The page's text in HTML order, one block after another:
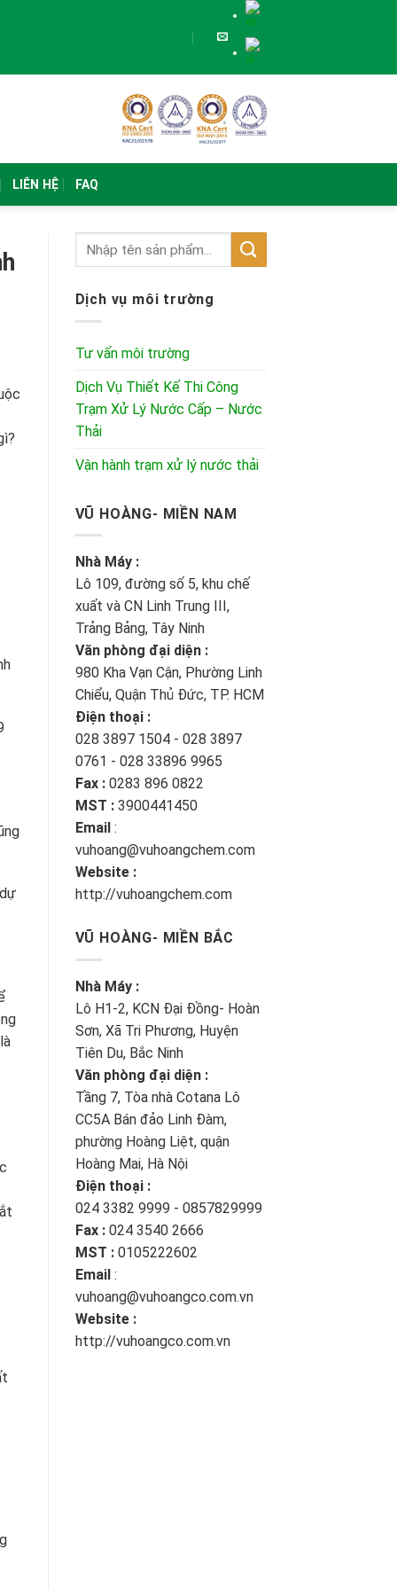
LIÊN HỆ FAQ
Dịch vụ môi trường
Tư vấn môi trường
Dịch Vụ Thiết Kế Thi Công
Trạm Xử Lý Nước Cấp – Nước
Thải
Vận hành trạm xử lý nước thải
VŨ HOÀNG- MIỀN NAM
Nhà Máy :
Lô 109, đường số 5, khu chế
xuất và CN Linh Trung III,
Trảng Bảng, Tây Ninh
Văn phòng đại diện :
980 Kha Vạn Cận, Phường Linh
Chiểu, Quận Thủ Đức, TP. HCM
Điện thoại :
028 3897 1504 - 028 3897
0761 - 028 33896 9965
Fax : 0283 896 0822
MST : 3900441450
Email :
vuhoang@vuhoangchem.com
Website :
http://vuhoangchem.com
VŨ HOÀNG- MIỀN BẮC
Nhà Máy :
Lô H1-2, KCN Đại Đồng- Hoàn
Sơn, Xã Tri Phương, Huyện
Tiên Du, Bắc Ninh
Văn phòng đại diện :
Tầng 7, Tòa nhà Cotana Lô
CC5A Bán đảo Linh Đàm,
phường Hoàng Liệt, quận
Hoàng Mai, Hà Nội
Điện thoại :
024 3382 9999 - 0857829999
Fax : 024 3540 2666
MST : 0105222602
Email :
vuhoang@vuhoangco.com.vn
Website :
http://vuhoangco.com.vn